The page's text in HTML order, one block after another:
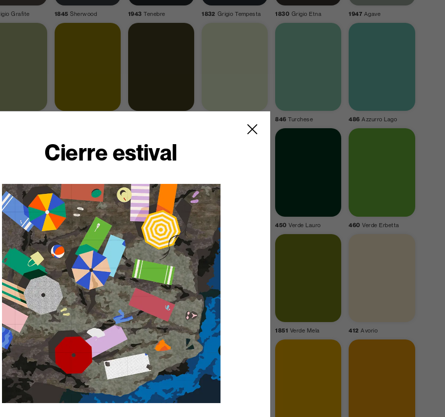
Grafite 1845 Sherwood 1943 Tenebre 1832 Grigio Tempesta 1830 Grigio Etna 1947 Agave
846 Turchese 486 Azzurro Lago
Chiaro 1854 Verde Smeraldo 845 Verde Versailles 440 450 Verde Lauro 460 Verde Erbetta
1823 Verde Maquis 441 Verde Cedro 1850 Lime 1851 Verde Mela 412 Avorio
Cierre estival